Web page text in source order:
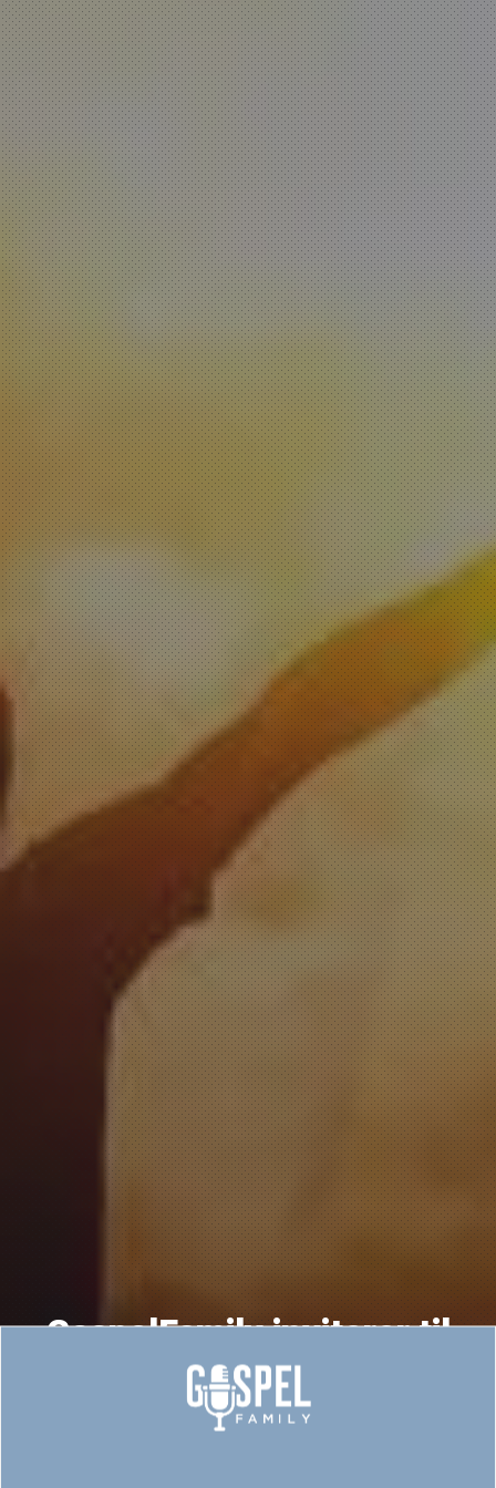
GospelFamily inviterer til
ungdomslovsangsfest!!!
30/10/2019